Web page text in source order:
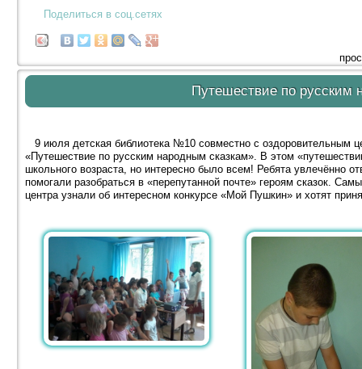
Поделиться в соц.сетях
Путешествие по русским
9 июля детская библиотека №10 совместно с оздоровительным
«Путешествие по русским народным сказкам». В этом
школьного возраста, но интересно было всем! Ребята увлечённо
помогали разобраться в «перепутанной почте» героям сказок.
центра узнали об интересном конкурсе «Мой Пушкин» и хотят